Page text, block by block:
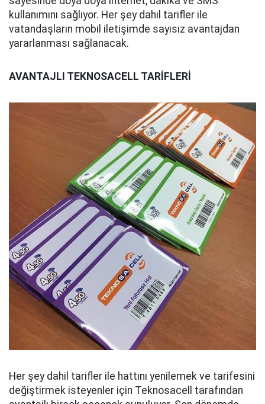
kullanımını sağlıyor. Her şey dahil tarifler ile
vatandaşların mobil iletişimde sayısız avantajdan
yararlanması sağlanacak.
AVANTAJLI TEKNOSACELL TARİFLERİ
Her şey dahil tarifler ile hattını yenilemek ve tarifesini
değiştirmek isteyenler için Teknosacell tarafından